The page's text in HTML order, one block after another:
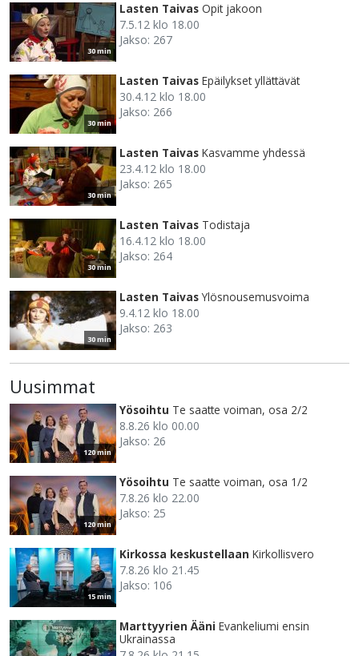
30 min
Lasten Taivas Opit jakoon
7.5.12 klo 18.00
Jakso: 267
30 min
Lasten Taivas Epäilykset yllättävät
30.4.12 klo 18.00
Jakso: 266
30 min
Lasten Taivas Kasvamme yhdessä
23.4.12 klo 18.00
Jakso: 265
30 min
Lasten Taivas Todistaja
16.4.12 klo 18.00
Jakso: 264
30 min
Lasten Taivas Ylösnousemusvoima
9.4.12 klo 18.00
Jakso: 263
Uusimmat
120 min
Yösoihtu Te saatte voiman, osa 2/2
8.8.26 klo 00.00
Jakso: 26
120 min
Yösoihtu Te saatte voiman, osa 1/2
7.8.26 klo 22.00
Jakso: 25
15 min
Kirkossa keskustellaan Kirkollisvero
7.8.26 klo 21.45
Jakso: 106
Marttyyrien Ääni Evankeliumi ensin
Ukrainassa